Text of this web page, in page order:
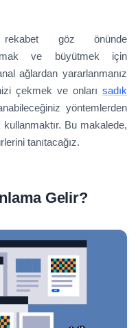
göz önünde
ve büyütmek için
ağlardan yararlanmanız
çekmek ve onları sadık
yöntemlerden
Bu makalede,
tanıtacağız.
Gelir?